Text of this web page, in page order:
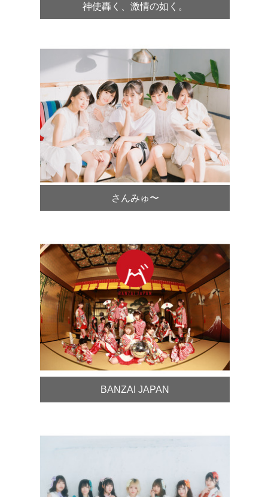
神使轟く、激情の如く。
さんみゅ〜
BANZAI JAPAN